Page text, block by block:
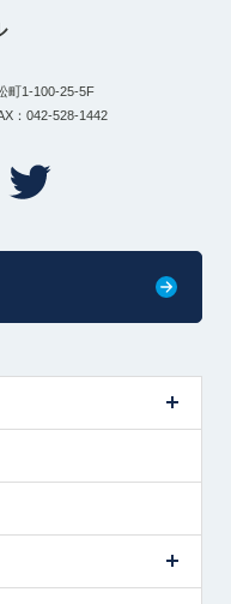
町1-100-25-5F
：042-528-1442